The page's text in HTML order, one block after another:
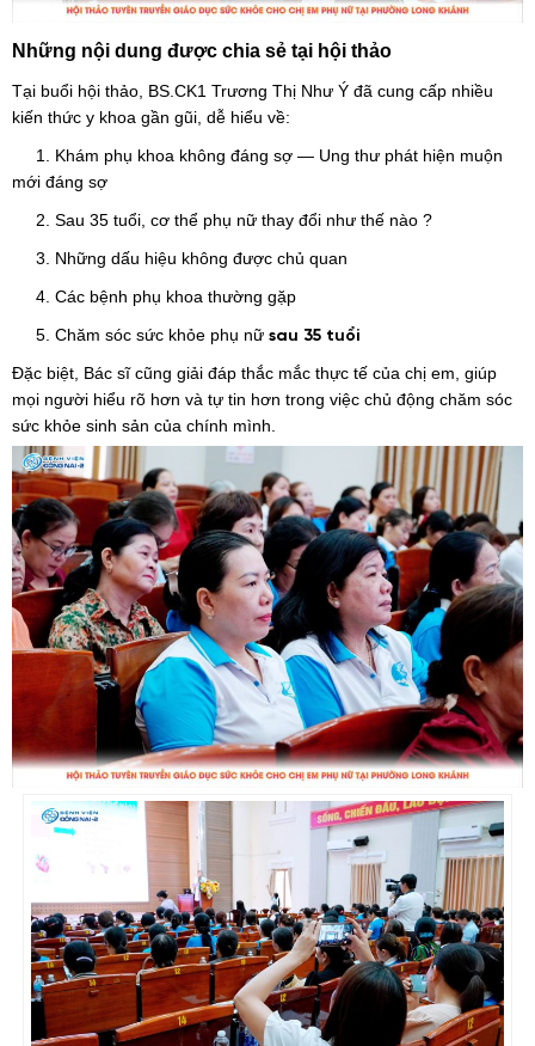
Những nội dung được chia sẻ tại hội thảo
Tại buổi hội thảo, BS.CK1 Trương Thị Như Ý đã cung cấp nhiều
kiến thức y khoa gần gũi, dễ hiểu về:
1. Khám phụ khoa không đáng sợ — Ung thư phát hiện muộn
mới đáng sợ
2. Sau 35 tuổi, cơ thể phụ nữ thay đổi như thế nào ?
3. Những dấu hiệu không được chủ quan
4. Các bệnh phụ khoa thường gặp
5. Chăm sóc sức khỏe phụ nữ sau 35 tuổi
Đặc biệt, Bác sĩ cũng giải đáp thắc mắc thực tế của chị em, giúp
mọi người hiểu rõ hơn và tự tin hơn trong việc chủ động chăm sóc
sức khỏe sinh sản của chính mình.